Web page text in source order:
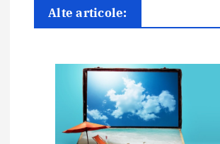
a
Alte articole: